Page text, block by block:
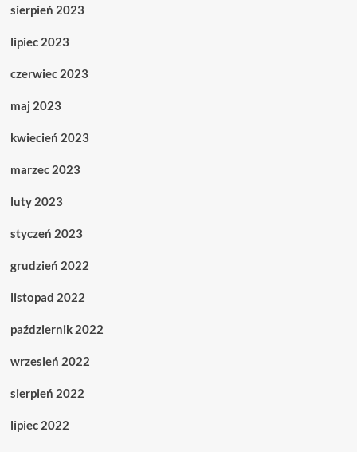
sierpień 2023
lipiec 2023
czerwiec 2023
maj 2023
kwiecień 2023
marzec 2023
luty 2023
styczeń 2023
grudzień 2022
listopad 2022
październik 2022
wrzesień 2022
sierpień 2022
lipiec 2022